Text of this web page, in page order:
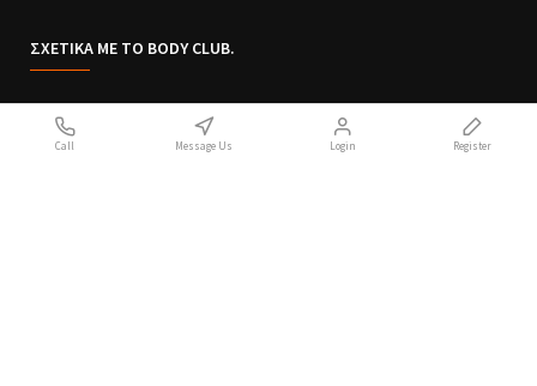
ΣΧΕΤΙΚΑ ΜΕ ΤΟ BODY CLUB.
Call Message Us Login Register